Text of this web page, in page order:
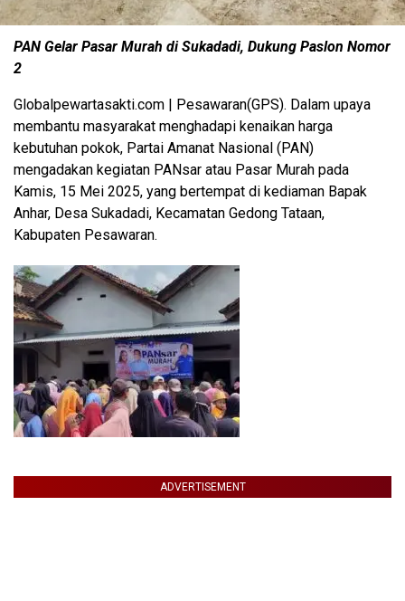
PAN Gelar Pasar Murah di Sukadadi, Dukung Paslon Nomor
2
Globalpewartasakti.com | Pesawaran(GPS). Dalam upaya
membantu masyarakat menghadapi kenaikan harga
kebutuhan pokok, Partai Amanat Nasional (PAN)
mengadakan kegiatan PANsar atau Pasar Murah pada
Kamis, 15 Mei 2025, yang bertempat di kediaman Bapak
Anhar, Desa Sukadadi, Kecamatan Gedong Tataan,
Kabupaten Pesawaran.
ADVERTISEMENT